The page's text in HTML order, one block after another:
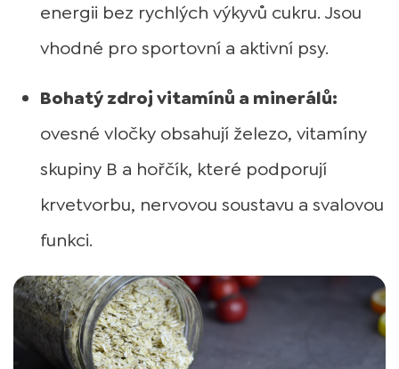
energii bez rychlých výkyvů cukru. Jsou
vhodné pro sportovní a aktivní psy.
Bohatý zdroj vitamínů a minerálů:
ovesné vločky obsahují železo, vitamíny
skupiny B a hořčík, které podporují
krvetvorbu, nervovou soustavu a svalovou
funkci.